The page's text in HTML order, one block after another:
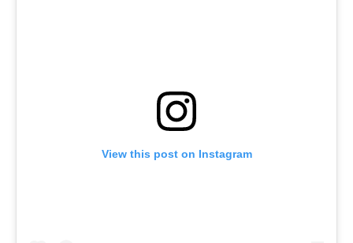
View this post on Instagram